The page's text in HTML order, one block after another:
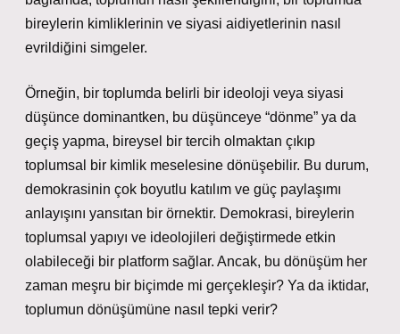
bireylerin kimliklerinin ve siyasi aidiyetlerinin nasıl
evrildiğini simgeler.
Örneğin, bir toplumda belirli bir ideoloji veya siyasi
düşünce dominantken, bu düşünceye “dönme” ya da
geçiş yapma, bireysel bir tercih olmaktan çıkıp
toplumsal bir kimlik meselesine dönüşebilir. Bu durum,
demokrasinin çok boyutlu katılım ve güç paylaşımı
anlayışını yansıtan bir örnektir. Demokrasi, bireylerin
toplumsal yapıyı ve ideolojileri değiştirmede etkin
olabileceği bir platform sağlar. Ancak, bu dönüşüm her
zaman meşru bir biçimde mi gerçekleşir? Ya da iktidar,
toplumun dönüşümüne nasıl tepki verir?